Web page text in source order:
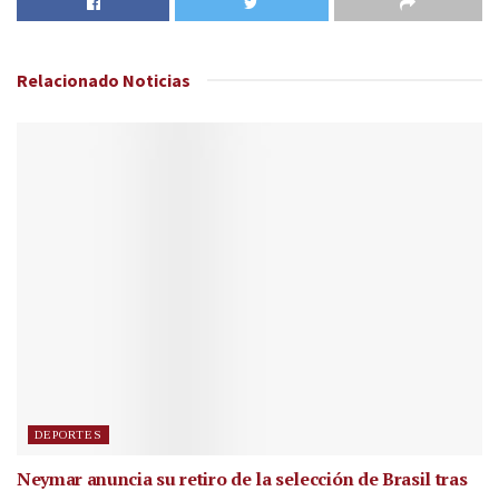
Relacionado Noticias
DEPORTES
Neymar anuncia su retiro de la selección de Brasil tras